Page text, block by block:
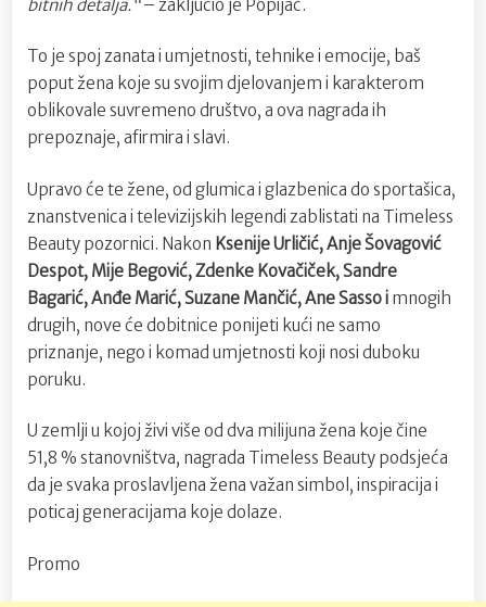
bitnih detalja.“– zaključio je Popijač.
To je spoj zanata i umjetnosti, tehnike i emocije, baš
poput žena koje su svojim djelovanjem i karakterom
oblikovale suvremeno društvo, a ova nagrada ih
prepoznaje, afirmira i slavi.
Upravo će te žene, od glumica i glazbenica do sportašica,
znanstvenica i televizijskih legendi zablistati na Timeless
Beauty pozornici. Nakon Ksenije Urličić, Anje Šovagović
Despot, Mije Begović, Zdenke Kovačiček, Sandre
Bagarić, Anđe Marić, Suzane Mančić, Ane Sasso i mnogih
drugih, nove će dobitnice ponijeti kući ne samo
priznanje, nego i komad umjetnosti koji nosi duboku
poruku.
U zemlji u kojoj živi više od dva milijuna žena koje čine
51,8 % stanovništva, nagrada Timeless Beauty podsjeća
da je svaka proslavljena žena važan simbol, inspiracija i
poticaj generacijama koje dolaze.
Promo